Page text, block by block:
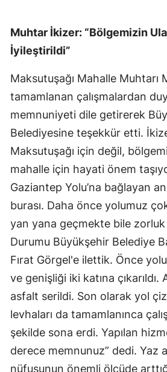
Muhtar İkizer: “Bölgemizin
İyileştirildi”
Maksutuşağı Mahalle Muhtarı
tamamlanan çalışmalardan
memnuniyeti dile getirerek
Belediyesine teşekkür etti.
Maksutuşağı için değil,
mahalle için hayati önem
Gaziantep Yolu’na bağlayan
burası. Daha önce yolumuz
yan yana geçmekte bile
Durumu Büyükşehir Belediye
Fırat Görgel'e ilettik. Önce
ve genişliği iki katına çıkarıldı.
asfalt serildi. Son olarak yol
levhaları da tamamlanınca
şekilde sona erdi. Yapılan
derece memnunuz” dedi. Yaz
nüfusunun önemli ölçüde